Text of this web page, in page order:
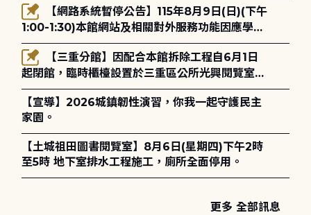
1:00-1:30)本館網站及相關對外服務功能因應學術
網路升級更新將暫停服務。
起閉館，臨時櫃檯設置於三重區公所光興閱覽室，
造成不便，敬請見諒。
【宣導】2026城鎮韌性演習，你我一起守護民主
家園。
【土城祖田圖書閱覽室】8月6日(星期四)下午2時
至5時 地下室排水工程施工，廁所全面停用。
更多 全部訊息